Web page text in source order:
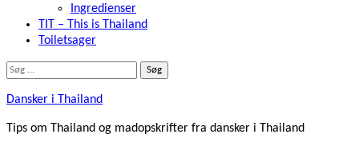
Ingredienser
TIT – This is Thailand
Toiletsager
Søg
Dansker i Thailand
Tips om Thailand og madopskrifter fra dansker i Thailand